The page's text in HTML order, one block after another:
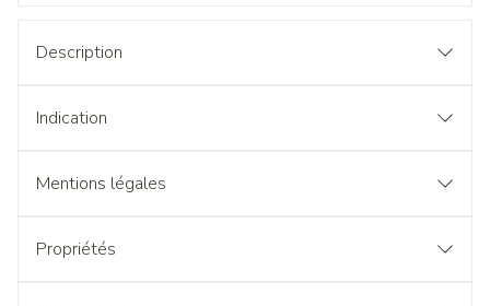
Description
Indication
Mentions légales
Propriétés